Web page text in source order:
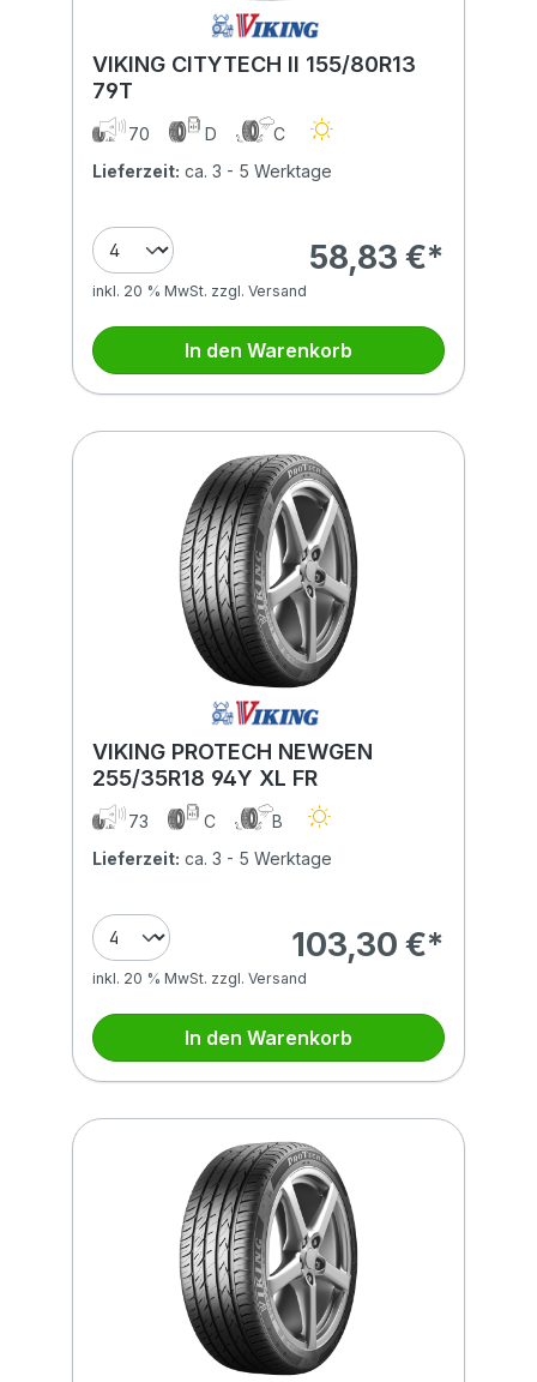
VIKING CITYTECH II 155/80R13
79T
70 D
C
Lieferzeit: ca. 3 - 5 Werktage
58,83 €*
inkl. 20 % MwSt. zzgl. Versand
In den Warenkorb
VIKING PROTECH NEWGEN
255/35R18 94Y XL FR
73 C
B
Lieferzeit: ca. 3 - 5 Werktage
103,30 €*
inkl. 20 % MwSt. zzgl. Versand
In den Warenkorb